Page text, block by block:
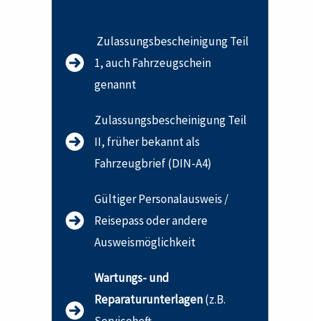
Zulassungsbescheinigung Teil
1, auch Fahrzeugschein
genannt
Zulassungsbescheinigung Teil
II, früher bekannt als
Fahrzeugbrief (DIN-A4)
Gültiger Personalausweis /
Reisepass oder andere
Ausweismöglichkeit
Wartungs- und
Reparaturunterlagen(z.B.